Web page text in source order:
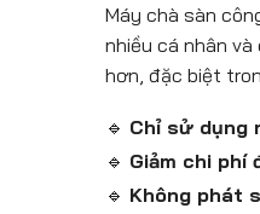
Máy chà sàn
nhiều cá nhân
hơn, đặc biệt
🔹 Chỉ sử dụng
🔹 Giảm chi phí
🔹 Không phát